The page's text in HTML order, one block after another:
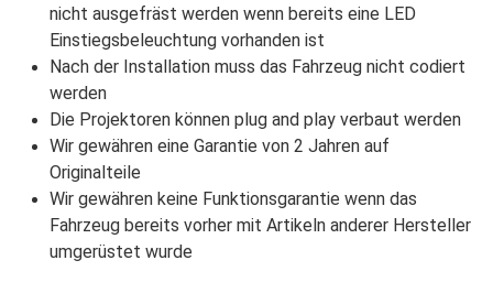
nicht ausgefräst werden wenn bereits eine LED
Einstiegsbeleuchtung vorhanden ist
Nach der Installation muss das Fahrzeug nicht codiert
werden
Die Projektoren können plug and play verbaut werden
Wir gewähren eine Garantie von 2 Jahren auf
Originalteile
Wir gewähren keine Funktionsgarantie wenn das
Fahrzeug bereits vorher mit Artikeln anderer Hersteller
umgerüstet wurde